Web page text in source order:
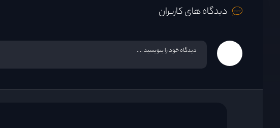
دیدگاه های کاربران